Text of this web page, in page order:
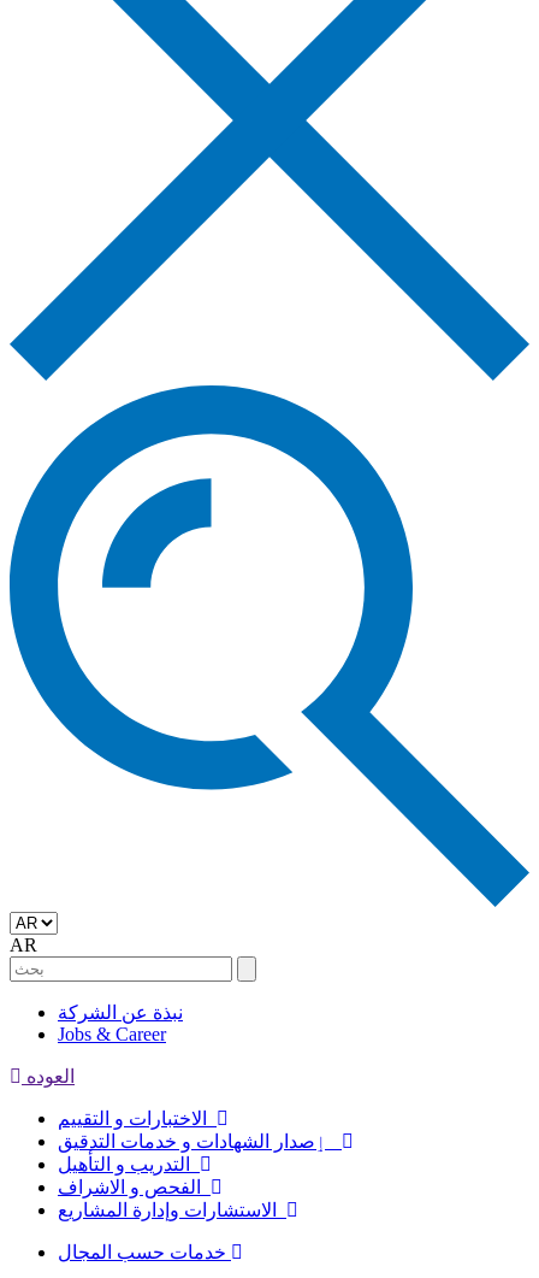
AR
نبذة عن الشركة
Jobs & Career
العوده